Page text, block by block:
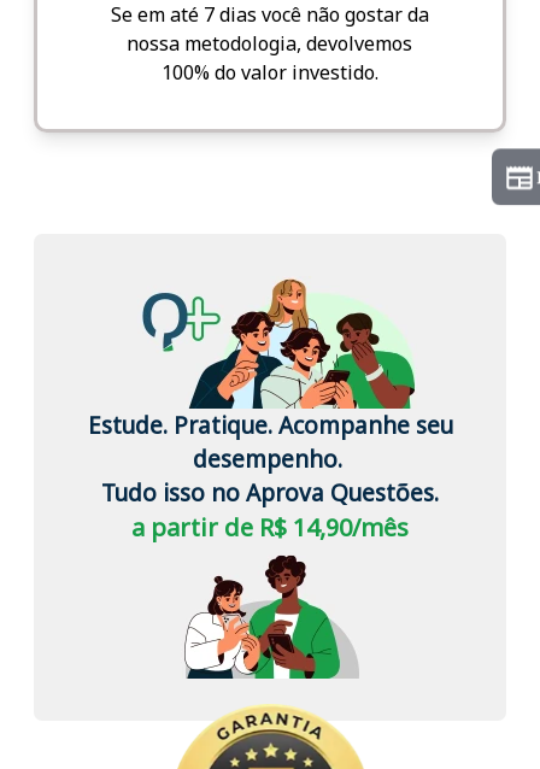
Se em até 7 dias você não gostar da
nossa metodologia, devolvemos
100% do valor investido.
Estude. Pratique. Acompanhe seu
desempenho.
Tudo isso no Aprova Questões.
a partir de R$ 14,90/mês